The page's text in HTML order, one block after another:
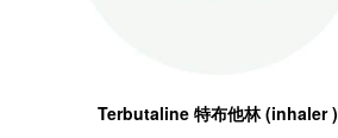
Terbutaline 特布他林 (inhaler )